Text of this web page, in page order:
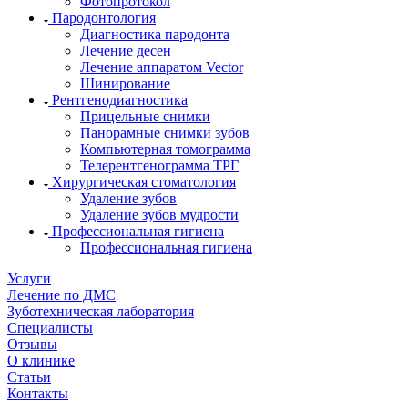
Пародонтология
Диагностика пародонта
Лечение десен
Лечение аппаратом Vector
Шинирование
Рентгенодиагностика
Прицельные снимки
Панорамные снимки зубов
Компьютерная томограмма
Телерентгенограмма ТРГ
Хирургическая стоматология
Удаление зубов
Удаление зубов мудрости
Профессиональная гигиена
Профессиональная гигиена
Услуги
Лечение по ДМС
Зуботехническая лаборатория
Специалисты
Отзывы
О клинике
Статьи
Контакты